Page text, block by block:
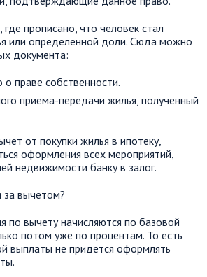
прописано, что человек стал
или определенной доли. Сюда можно
документа:
о праве собственности.
приема-передачи жилья, полученный
от покупки жилья в ипотеку,
оформления всех мероприятий,
недвижимости банку в залог.
по вычету начисляются по базовой
потом уже по процентам. То есть
выплаты не придется оформлять